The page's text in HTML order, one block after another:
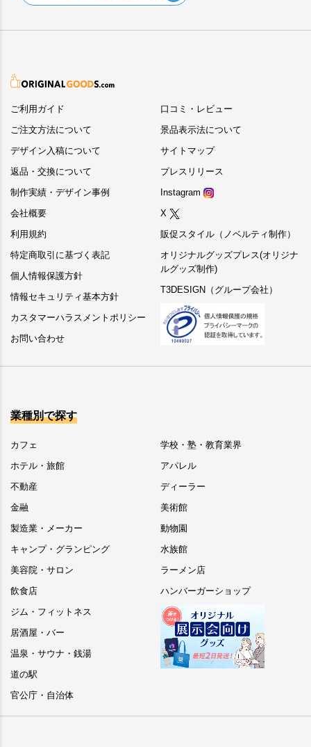
ご利用ガイド
ご注文方法について
デザイン入稿について
返品・交換について
制作実績・デザイン事例
会社概要
利用規約
特定商取引に基づく表記
個人情報保護方針
情報セキュリティ基本方針
カスタマーハラスメントポリシー
お問い合わせ
口コミ・レビュー
景品表示法について
サイトマップ
プレスリリース
Instagram
X
販促スタイル（ノベルティ制作）
オリジナルグッズプレス(オリジナ
ルグッズ制作)
T3DESIGN（グループ会社）
業種別で探す
カフェ
ホテル・旅館
不動産
金融
製造業・メーカー
キャンプ・グランピング
美容院・サロン
飲食店
ジム・フィットネス
居酒屋・バー
温泉・サウナ・銭湯
道の駅
官公庁・自治体
学校・塾・教育業界
アパレル
ディーラー
美術館
動物園
水族館
ラーメン店
ハンバーガーショップ